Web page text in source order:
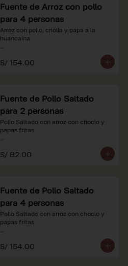
Fuente de Arroz con pollo
para 4 personas
Arroz con pollo, criolla y papa a la
huancaína
*Nuestros precios están expresados en
soles e incluyen impuestos de ley y
S/ 154.00
Fuente de Pollo Saltado
para 2 personas
Pollo Saltado con arroz con choclo y
papas fritas
*Nuestros precios están expresados en
soles e incluyen impuestos de ley y
S/ 82.00
Fuente de Pollo Saltado
para 4 personas
Pollo Saltado con arroz con choclo y
papas fritas
*Nuestros precios están expresados en
soles e incluyen impuestos de ley y
S/ 154.00